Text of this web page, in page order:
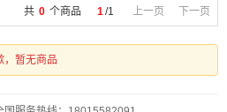
共 0 个商品 1 /1 上一页 下一页
，暂无商品